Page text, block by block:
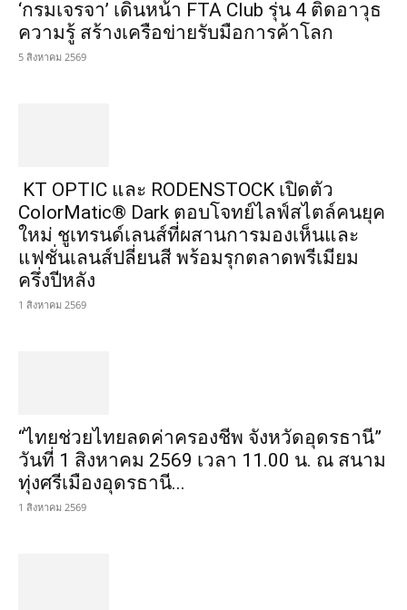
‘กรมเจรจา’ เดินหน้า FTA Club รุ่น 4 ติดอาวุธ
ความรู้ สร้างเครือข่ายรับมือการค้าโลก
5 สิงหาคม 2569
KT OPTIC และ RODENSTOCK เปิดตัว
ColorMatic® Dark ตอบโจทย์ไลฟ์สไตล์คนยุค
ใหม่ ชูเทรนด์เลนส์ที่ผสานการมองเห็นและ
แฟชั่นเลนส์ปลี่ยนสี พร้อมรุกตลาดพรีเมียม
ครึ่งปีหลัง
1 สิงหาคม 2569
“ไทยช่วยไทยลดค่าครองชีพ จังหวัดอุดรธานี”
วันที่ 1 สิงหาคม 2569 เวลา 11.00 น. ณ สนาม
ทุ่งศรีเมืองอุดรธานี...
1 สิงหาคม 2569